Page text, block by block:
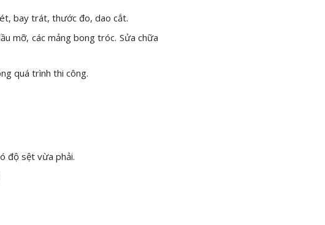
bay trát, thước đo, dao cắt.
mỡ, các mảng bong tróc. Sửa chữa
quá trình thi công.
độ sệt vừa phải.